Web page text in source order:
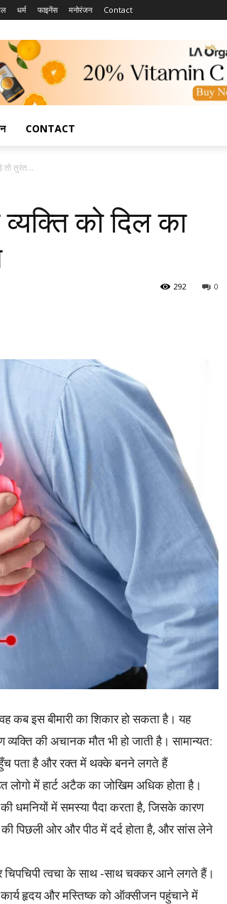
धर्म फाइनेंस मनोरंजन Contact
CONTACT
तो तुरंत...
को दिल का
0
292
कब इस बीमारी का शिकार हो सकता है। यह
की अचानक मौत भी हो जाती है। सामान्यत:
पता है और रक्त में थक्के बनने लगते हैं
लोगो में हार्ट अटैक का जोखिम अधिक होता है।
धमनियों में समस्या पैदा करता है, जिसके कारण
पिछली ओर और पीठ में दर्द होता है, और सांस लेने
त्वचा के साथ -साथ चक्कर आने लगते हैं।
हृदय और मस्तिष्क को ऑक्सीजन पहुंचाने में